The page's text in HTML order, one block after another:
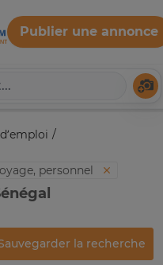
Publier une annonce
personnel
la recherche